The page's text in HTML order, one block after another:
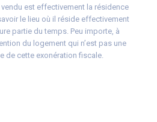
est effectivement la résidence
le lieu où il réside effectivement
partie du temps. Peu importe, à
du logement qui n’est pas une
de cette exonération fiscale.